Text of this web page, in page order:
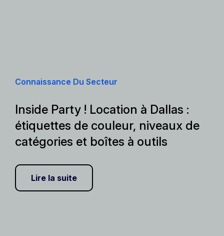
Connaissance Du Secteur
Inside Party ! Location à Dallas :
étiquettes de couleur, niveaux de
catégories et boîtes à outils
Lire la suite